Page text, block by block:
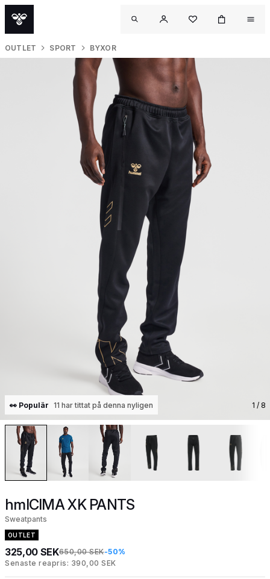
OUTLET SPORT BYXOR
👀 Populär 11 har tittat på denna nyligen 1 / 8
hmlCIMA XK PANTS
Sweatpants
OUTLET
325,00 SEK650,00 SEK-50%
Senaste reapris: 390,00 SEK